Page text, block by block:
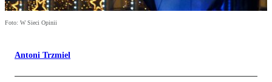
Foto: W Sieci Opinii
Antoni Trzmiel